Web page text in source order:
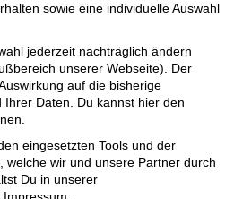
sowie eine individuelle Auswahl
jederzeit nachträglich ändern
unserer Webseite). Der
auf die bisherige
Ihrer Daten. Du kannst hier den
eingesetzten Tools und der
welche wir und unsere Partner durch
Du in unserer